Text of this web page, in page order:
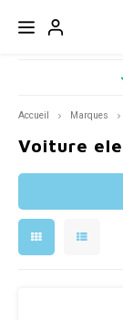
Accueil Marques
Voiture